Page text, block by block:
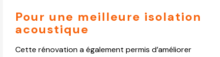
Pour une meilleure isolation
acoustique
Cette rénovation a également permis d’améliorer